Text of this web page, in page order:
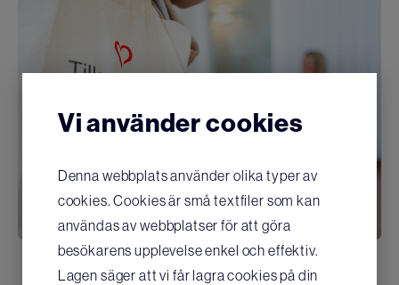
Vi använder cookies
Denna webbplats använder olika typer av
cookies. Cookies är små textfiler som kan
användas av webbplatser för att göra
besökarens upplevelse enkel och effektiv.
Lagen säger att vi får lagra cookies på din